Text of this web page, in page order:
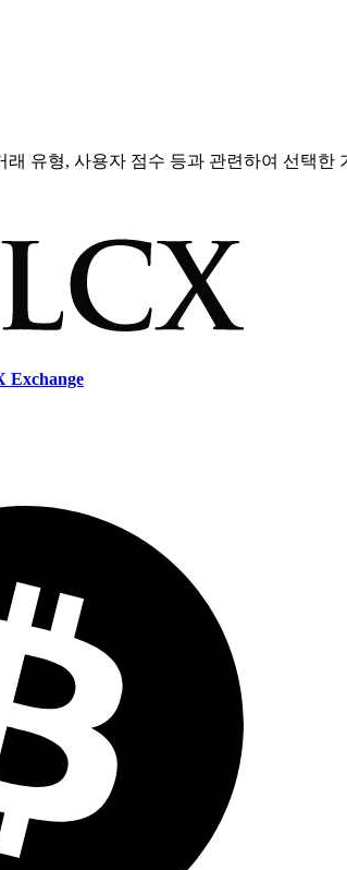
유형, 사용자 점수 등과 관련하여 선택한
Exchange